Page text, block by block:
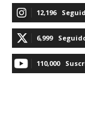
12,196
6,999
110,000